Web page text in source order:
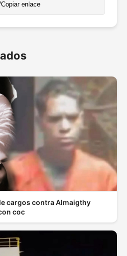
Copiar enlace
cargos contra Almaigthy
coc